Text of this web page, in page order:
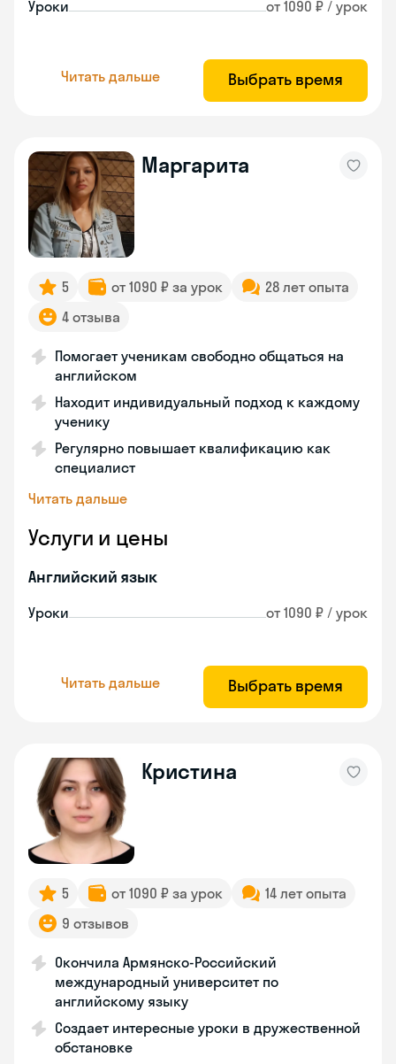
Уроки от 1090 ₽ / урок
Читать дальше Выбрать время
Маргарита
5 от 1090 ₽ за урок
28 лет опыта
4 отзыва
Помогает ученикам свободно общаться на
английском
Находит индивидуальный подход к каждому
ученику
Регулярно повышает квалификацию как
специалист
Читать дальше
Услуги и цены
Английский язык
Уроки от 1090 ₽ / урок
Читать дальше Выбрать время
Кристина
5 от 1090 ₽ за урок
14 лет опыта
9 отзывов
Окончила Армянско-Российский
международный университет по
английскому языку
Создает интересные уроки в дружественной
обстановке